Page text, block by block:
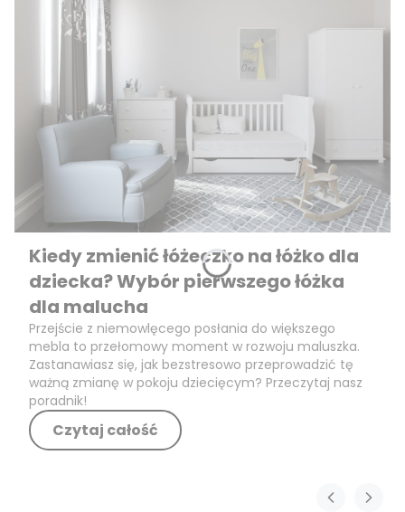
Kiedy zmienić łóżeczko na łóżko dla
dziecka? Wybór pierwszego łóżka
dla malucha
Przejście z niemowlęcego posłania do większego
mebla to przełomowy moment w rozwoju maluszka.
Zastanawiasz się, jak bezstresowo przeprowadzić tę
ważną zmianę w pokoju dziecięcym? Przeczytaj nasz
poradnik!
Czytaj całość